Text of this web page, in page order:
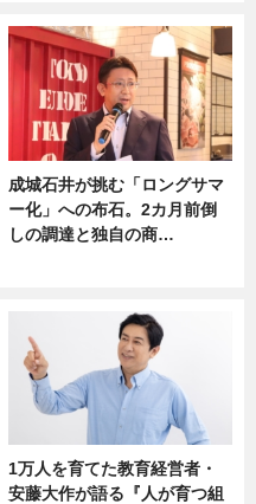
成城石井が挑む「ロングサマ
ー化」への布石。2カ月前倒
しの調達と独自の商…
1万人を育てた教育経営者・
安藤大作が語る『人が育つ組